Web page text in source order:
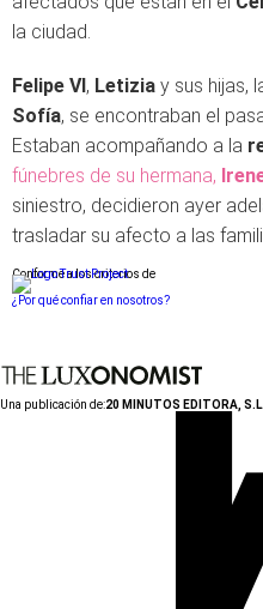
la ciudad.
Felipe VI, Letizia y sus hijas,
Sofía, se encontraban el
Estaban acompañando a la
fúnebres de su hermana,
siniestro, decidieron ayer
trasladar su afecto a las
Conforme a los criterios de
¿Por qué confiar en nosotros?
Una publicación de:20 MINUTOS EDITORA, S.L.